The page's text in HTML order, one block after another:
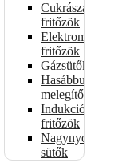
Cukrászati
fritőzök
Elektromos
fritőzök
Gázsütők
Hasábburgonya
melegítők
Indukciós
fritőzök
Nagynyomású
sütők